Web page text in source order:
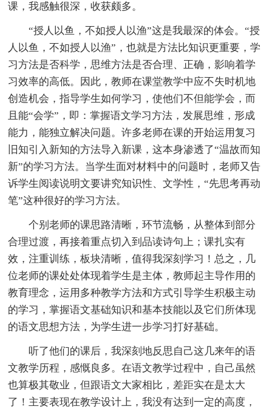
课，我感触很深，收获颇多。
“授人以鱼，不如授人以渔”这是我最深的体会。“授
人以鱼，不如授人以渔”，也就是方法比知识更重要，学
习方法是否科学，思维方法是否合理、正确，影响着学
习效率的高低。因此，教师在课堂教学中应不失时机地
创造机会，指导学生如何学习，使他们不但能学会，而
且能“会学”，即：掌握语文学习方法，发展思维，形成
能力，能独立解决问题。许多老师在课的开始运用复习
旧知引入新知的方法导入新课，这本身渗透了“温故而知
新”的学习方法。当学生面对材料中的问题时，老师又告
诉学生阅读说明文要讲究知识性、文学性，“先思考再动
笔”这种很好的学习方法。
个别老师的课思路清晰，环节流畅，从整体到部分
合理过渡，再接着重点切入到品读诗句上；课扎实有
效，注重训练，板块清晰，值得我深刻学习！总之，几
位老师的课处处体现着学生是主体，教师起主导作用的
教育理念，运用多种教学方法和方式引导学生积极主动
的学习，掌握语文基础知识和基本技能以及它们所体现
的语文思想方法，为学生进一步学习打好基础。
听了他们的课后，我深刻地反思自己这几来年的语
文教学历程，感慨良多。在语文教学过程中，自己虽然
也算极其敬业，但跟语文大家相比，差距实在是太大
了！主要表现在教学设计上，我没有达到一定的高度，